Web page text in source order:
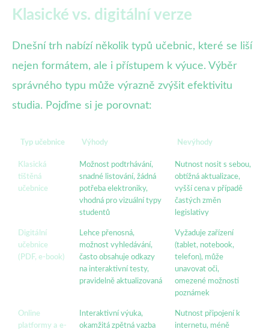
Klasické vs. digitální verze
Dnešní trh nabízí několik typů učebnic, které se liší
nejen formátem, ale i přístupem k výuce. Výběr
správného typu může výrazně zvýšit efektivitu
studia. Pojďme si je porovnat:
Typ učebnice Výhody Nevýhody
Klasická
tištěná
učebnice
Možnost podtrhávání,
snadné listování, žádná
potřeba elektroniky,
vhodná pro vizuální typy
studentů
Nutnost nosit s sebou,
obtížná aktualizace,
vyšší cena v případě
častých změn
legislativy
Digitální
učebnice
(PDF, e-book)
Lehce přenosná,
možnost vyhledávání,
často obsahuje odkazy
na interaktivní testy,
pravidelně aktualizovaná
Vyžaduje zařízení
(tablet, notebook,
telefon), může
unavovat oči,
omezené možnosti
poznámek
Online
platformy a e-
Interaktivní výuka,
okamžitá zpětná vazba
Nutnost připojení k
internetu, méně